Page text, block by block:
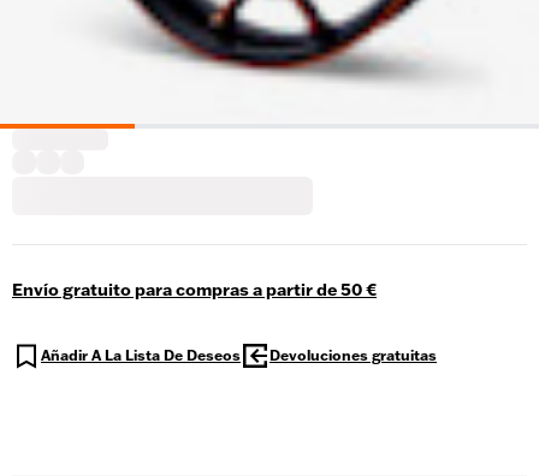
Envío gratuito para compras a partir de 50 €
Añadir A La Lista De Deseos Devoluciones gratuitas